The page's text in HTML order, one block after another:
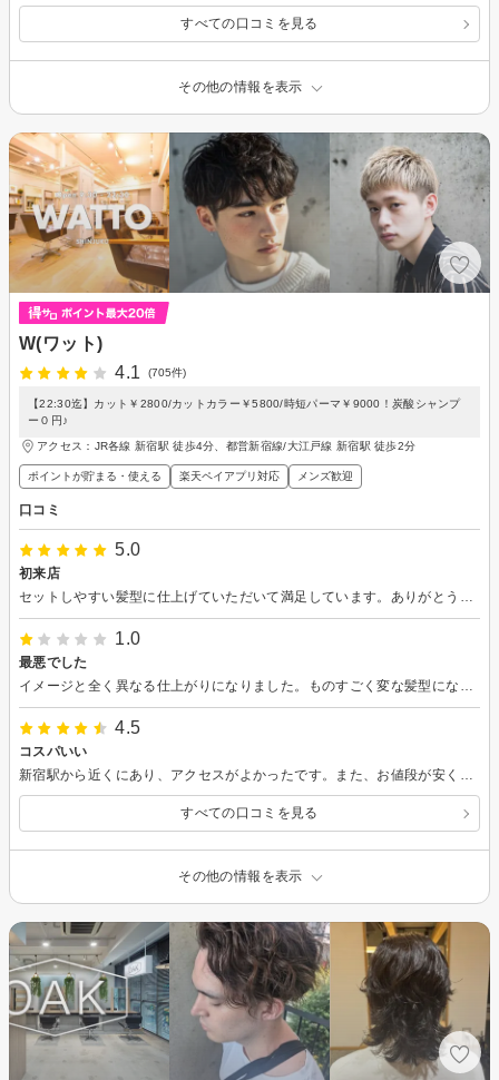
すべての口コミを見る
その他の情報を表示
W(ワット)
4.1
(705件)
【22:30迄】カット￥2800/カットカラー￥5800/時短パーマ￥9000！炭酸シャンプ
ー０円♪
アクセス：JR各線 新宿駅 徒歩4分、都営新宿線/大江戸線 新宿駅 徒歩2分
ポイントが貯まる・使える 楽天ペイアプリ対応 メンズ歓迎
口コミ
5.0
初来店
セットしやすい髪型に仕上げていただいて満足しています。ありがとうございました。
1.0
最悪でした
イメージと全く異なる仕上がりになりました。ものすごく変な髪型になってしまい、恥ずかしくて外にでたくありません。 二度と行くことはないと思います。
4.5
コスパいい
新宿駅から近くにあり、アクセスがよかったです。また、お値段が安くカットも丁寧にしていただきとても良かったです。
すべての口コミを見る
その他の情報を表示